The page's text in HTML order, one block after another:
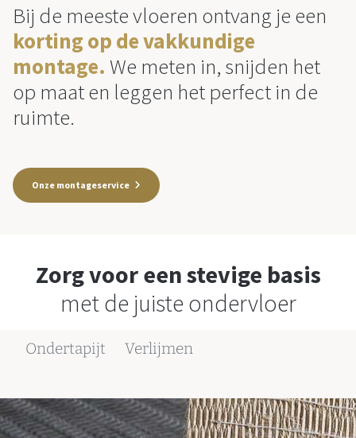
Bij de meeste vloeren ontvang je een
korting op de vakkundige
montage. We meten in, snijden het
op maat en leggen het perfect in de
ruimte.
Onze montageservice
Zorg voor een stevige basis
met de juiste ondervloer
Ondertapijt Verlijmen